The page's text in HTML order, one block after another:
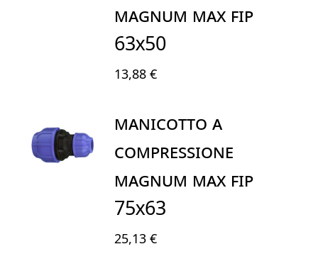
MAGNUM MAX FIP
63X50
13,88 €
MANICOTTO A
COMPRESSIONE
MAGNUM MAX FIP
75X63
25,13 €